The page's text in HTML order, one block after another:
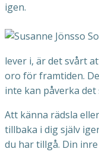
igen.
lever i, är det svårt
oro för framtiden.
inte kan påverka
Att känna rädsla
tillbaka i dig själv
du har tillgå. Din